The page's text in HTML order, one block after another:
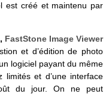
est créé et maintenu par
, FastStone Image Viewer
et d’édition de photo
logiciel payant du même
et d’une interface
du jour. On ne peut